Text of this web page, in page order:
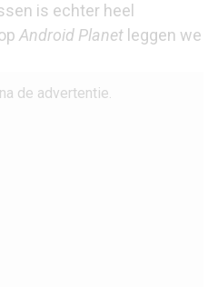
is echter heel
Android Planet leggen we
de advertentie.